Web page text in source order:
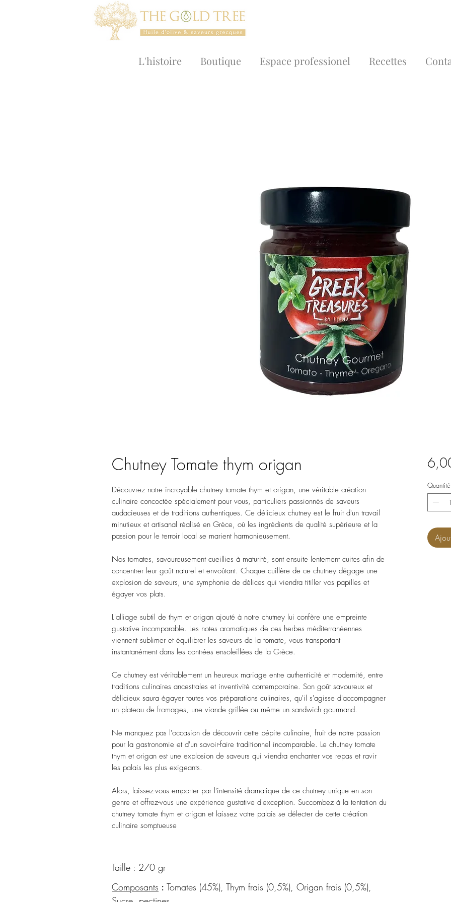
L'histoire Boutique Espace professionel Recettes
Chutney Tomate thym origan
Découvrez notre incroyable chutney tomate thym et origan, une véritable création
culinaire concoctée spécialement pour vous, particuliers passionnés de saveurs
audacieuses et de traditions authentiques. Ce délicieux chutney est le fruit d'un travail
minutieux et artisanal réalisé en Grèce, où les ingrédients de qualité supérieure et la
passion pour le terroir local se marient harmonieusement.
Nos tomates, savoureusement cueillies à maturité, sont ensuite lentement cuites afin de
concentrer leur goût naturel et envoûtant. Chaque cuillère de ce chutney dégage une
explosion de saveurs, une symphonie de délices qui viendra titiller vos papilles et
égayer vos plats.
L'alliage subtil de thym et origan ajouté à notre chutney lui confère une empreinte
gustative incomparable. Les notes aromatiques de ces herbes méditerranéennes
viennent sublimer et équilibrer les saveurs de la tomate, vous transportant
instantanément dans les contrées ensoleillées de la Grèce.
Ce chutney est véritablement un heureux mariage entre authenticité et modernité, entre
traditions culinaires ancestrales et inventivité contemporaine. Son goût savoureux et
délicieux saura égayer toutes vos préparations culinaires, qu'il s'agisse d'accompagner
un plateau de fromages, une viande grillée ou même un sandwich gourmand.
Ne manquez pas l'occasion de découvrir cette pépite culinaire, fruit de notre passion
pour la gastronomie et d'un savoir-faire traditionnel incomparable. Le chutney tomate
thym et origan est une explosion de saveurs qui viendra enchanter vos repas et ravir
les palais les plus exigeants.
Alors, laissez-vous emporter par l'intensité dramatique de ce chutney unique en son
genre et offrez-vous une expérience gustative d'exception. Succombez à la tentation du
chutney tomate thym et origan et laissez votre palais se délecter de cette création
culinaire somptueuse
Taille : 270 gr
Composants : Tomates (45%), Thym frais (0,5%), Origan frais (0,5%),
Quantité